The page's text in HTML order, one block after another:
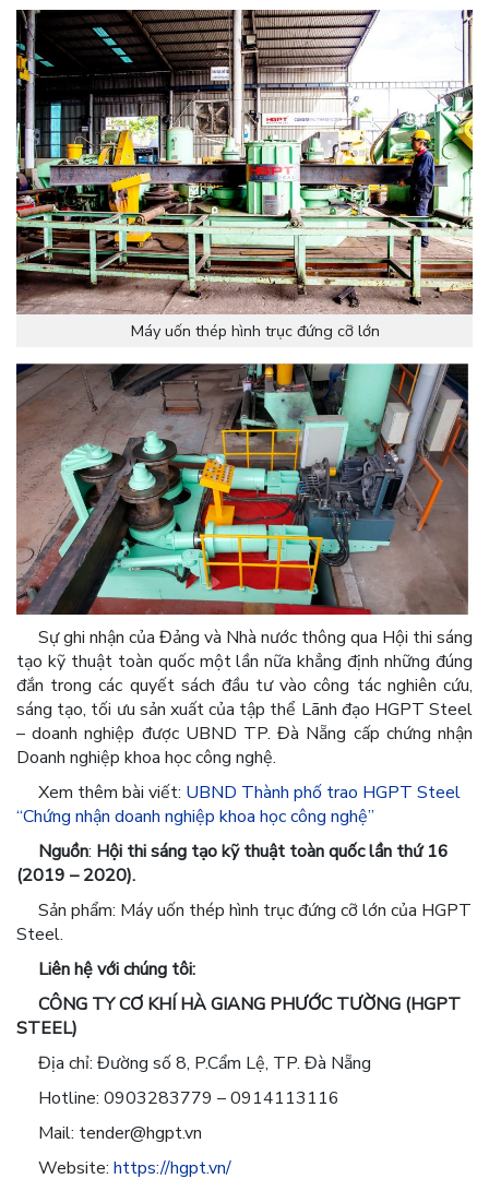
Máy uốn thép hình trục đứng cỡ lớn
Sự ghi nhận của Đảng và Nhà nước thông qua Hội thi sáng
tạo kỹ thuật toàn quốc một lần nữa khẳng định những đúng
đắn trong các quyết sách đầu tư vào công tác nghiên cứu,
sáng tạo, tối ưu sản xuất của tập thể Lãnh đạo HGPT Steel
– doanh nghiệp được UBND TP. Đà Nẵng cấp chứng nhận
Doanh nghiệp khoa học công nghệ.
Xem thêm bài viết: UBND Thành phố trao HGPT Steel
“Chứng nhận doanh nghiệp khoa học công nghệ”
Nguồn: Hội thi sáng tạo kỹ thuật toàn quốc lần thứ 16
(2019 – 2020).
Sản phẩm: Máy uốn thép hình trục đứng cỡ lớn của HGPT
Steel.
Liên hệ với chúng tôi:
CÔNG TY CƠ KHÍ HÀ GIANG PHƯỚC TƯỜNG (HGPT
STEEL)
Địa chỉ: Đường số 8, P.Cẩm Lệ, TP. Đà Nẵng
Hotline: 0903283779 – 0914113116
Mail: tender@hgpt.vn
Website: https://hgpt.vn/